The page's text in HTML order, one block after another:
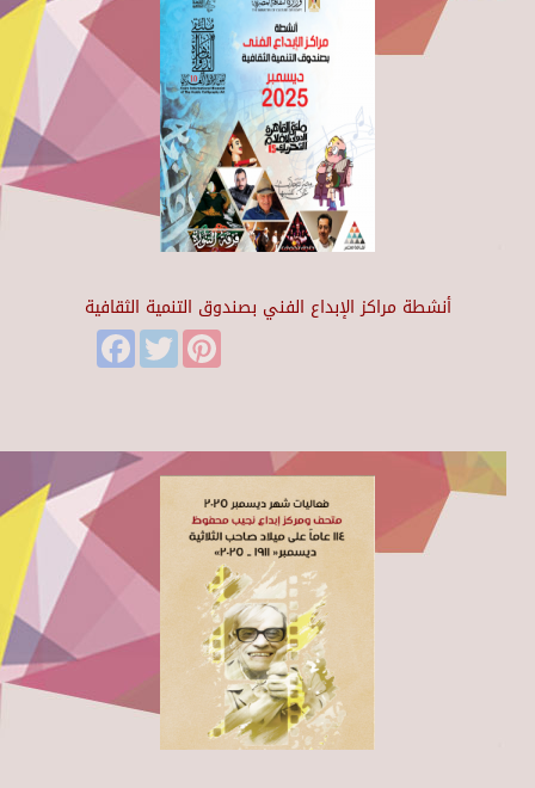
أنشطة مراكز الإبداع الفني بصندوق التنمية الثقافية
FacebookTwitter